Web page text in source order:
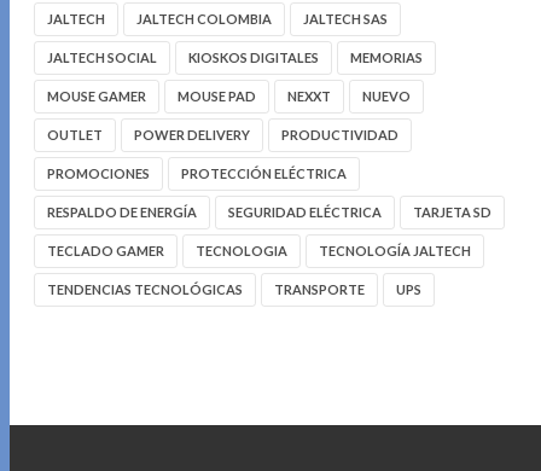
JALTECH JALTECH COLOMBIA JALTECH SAS
JALTECH SOCIAL KIOSKOS DIGITALES MEMORIAS
MOUSE GAMER MOUSE PAD NEXXT NUEVO
OUTLET POWER DELIVERY PRODUCTIVIDAD
PROMOCIONES PROTECCIÓN ELÉCTRICA
RESPALDO DE ENERGÍA SEGURIDAD ELÉCTRICA TARJETA SD
TECLADO GAMER TECNOLOGIA TECNOLOGÍA JALTECH
TENDENCIAS TECNOLÓGICAS TRANSPORTE UPS